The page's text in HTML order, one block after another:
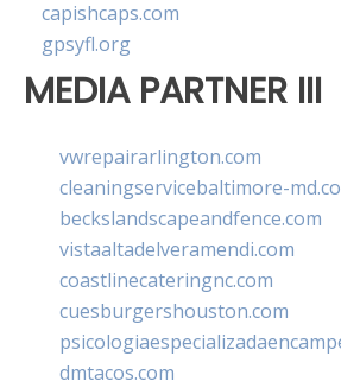
capishcaps.com
gpsyfl.org
MEDIA PARTNER III
vwrepairarlington.com
cleaningservicebaltimore-
beckslandscapeandfence.com
vistaaltadelveramendi.com
coastlinecateringnc.com
cuesburgershouston.com
dmtacos.com